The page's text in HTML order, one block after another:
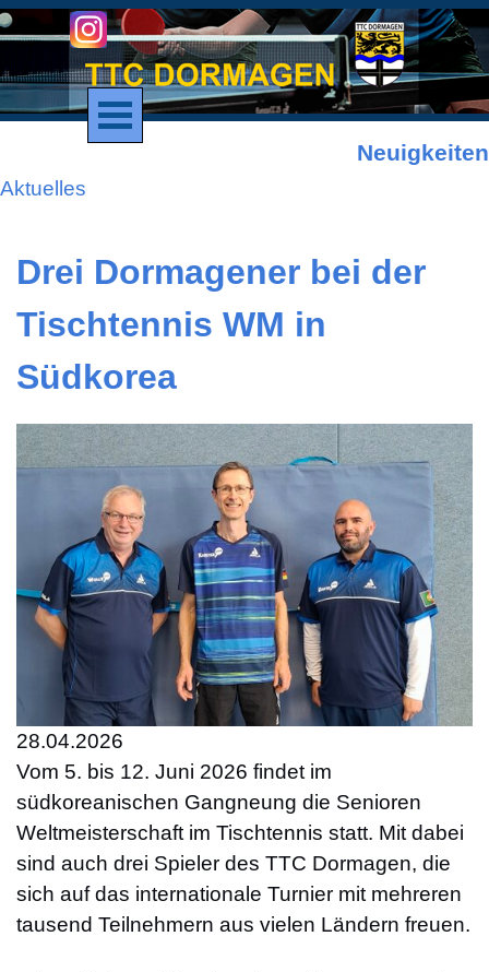
Direkt zum Seiteninhalt
Menü überspringen
Neuigkeiten
Aktuelles
Drei Dormagener bei der
Tischtennis WM in
Südkorea
28.04.2026
Vom 5. bis 12. Juni 2026 findet im
südkoreanischen Gangneung die Senioren
Weltmeisterschaft im Tischtennis statt. Mit dabei
sind auch drei Spieler des TTC Dormagen, die
sich auf das internationale Turnier mit mehreren
tausend Teilnehmern aus vielen Ländern freuen.